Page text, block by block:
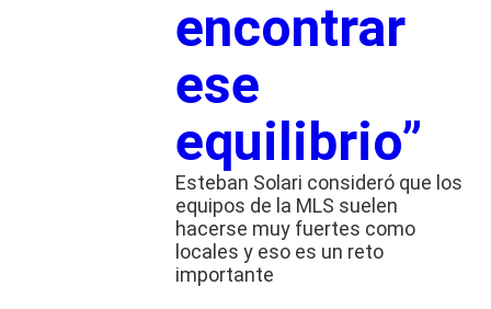
encontrar
ese
equilibrio”
Esteban Solari consideró que los
equipos de la MLS suelen
hacerse muy fuertes como
locales y eso es un reto
importante